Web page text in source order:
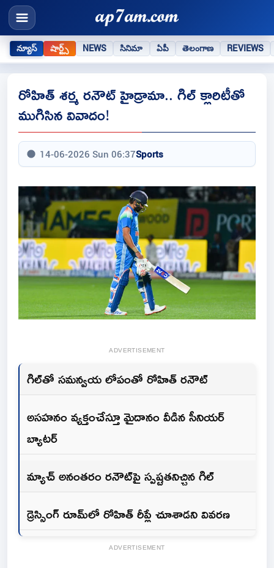
న్యూస్ షార్ట్స్ NEWS సినిమా ఏపీ తెలంగాణ REVIEWS
రోహిత్ శర్మ రనౌట్ హైడ్రామా.. గిల్ క్లారిటీతో
ముగిసిన వివాదం!
14-06-2026 Sun 06:37Sports
ADVERTISEMENT
గిల్‌తో సమన్వయ లోపంతో రోహిత్ రనౌట్
అసహనం వ్యక్తంచేస్తూ మైదానం వీడిన సీనియర్
బ్యాటర్
మ్యాచ్ అనంతరం రనౌట్‌పై స్పష్టతనిచ్చిన గిల్
డ్రెస్సింగ్ రూమ్‌లో రోహిత్ రీప్లే చూశాడని వివరణ
ADVERTISEMENT